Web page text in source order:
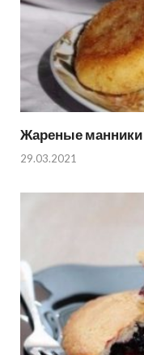
Жареные манники
29.03.2021